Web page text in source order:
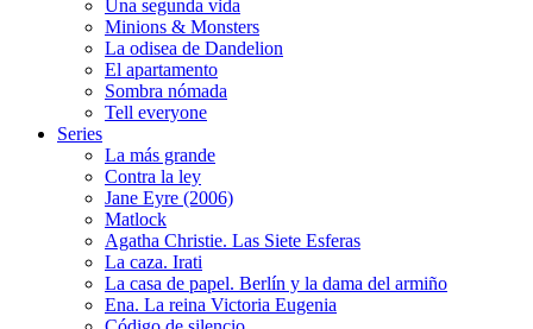
Una segunda vida
Minions & Monsters
La odisea de Dandelion
El apartamento
Sombra nómada
Tell everyone
Series
La más grande
Contra la ley
Jane Eyre (2006)
Matlock
Agatha Christie. Las Siete Esferas
La caza. Irati
La casa de papel. Berlín y la dama del armiño
Ena. La reina Victoria Eugenia